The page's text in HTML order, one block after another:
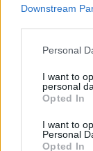
Downstream
Please note
not limited to
grant or deny
use your data
consent section.
Personal
I want to
personal
Opted In
I want to
Personal
Opted In